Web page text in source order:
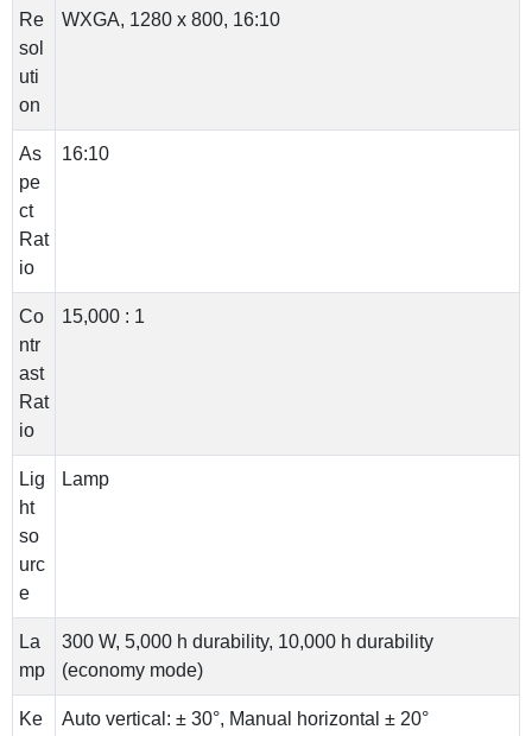
Re
sol
uti
on
WXGA, 1280 x 800, 16:10
As
pe
ct
Rat
io
16:10
Co
ntr
ast
Rat
io
15,000 : 1
Lig
ht
so
urc
e
Lamp
La
mp
300 W, 5,000 h durability, 10,000 h durability
(economy mode)
Ke
Auto vertical: ± 30°, Manual horizontal ± 20°